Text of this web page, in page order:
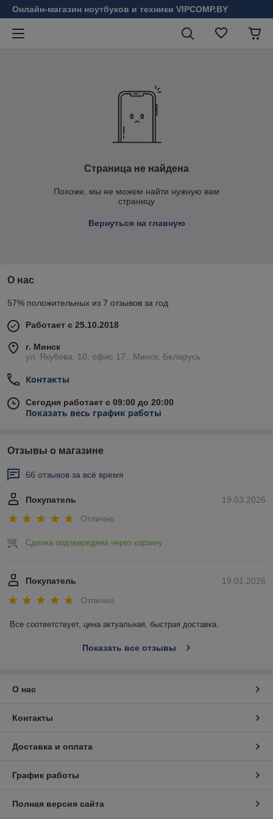
Онлайн-магазин ноутбуков и техники VIPCOMP.BY
Страница не найдена
Похоже, мы не можем найти нужную вам
страницу
Вернуться на главную
О нас
57% положительных из 7 отзывов за год
Работает с 25.10.2018
г. Минск
ул. Якубова, 10, офис 17., Минск, Беларусь
Контакты
Сегодня работает с 09:00 до 20:00
Показать весь график работы
Отзывы о магазине
66 отзывов за всё время
19.03.2026
Покупатель
Отлично
Сделка подтверждена через корзину
19.01.2026
Покупатель
Отлично
Все соответствует, цена актуальная, быстрая доставка.
Показать все отзывы
О нас
Контакты
Доставка и оплата
График работы
Полная версия сайта